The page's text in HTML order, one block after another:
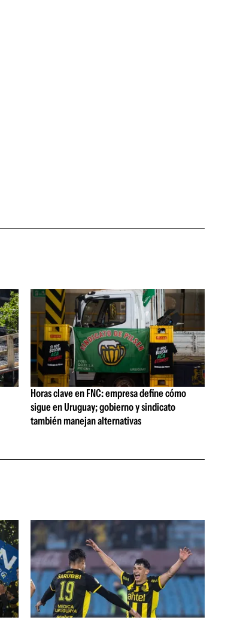
Horas clave en FNC: empresa define cómo
sigue en Uruguay; gobierno y sindicato
también manejan alternativas